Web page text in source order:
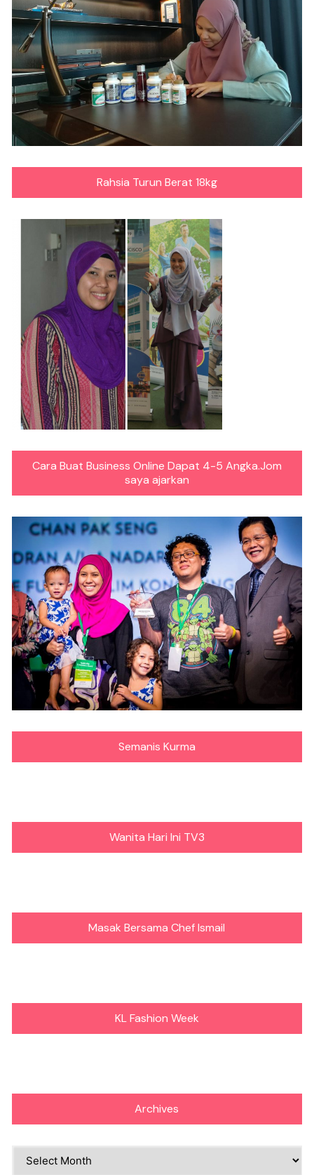
Rahsia Turun Berat 18kg
Cara Buat Business Online Dapat 4-5 Angka.Jom
saya ajarkan
Semanis Kurma
Wanita Hari Ini TV3
Masak Bersama Chef Ismail
KL Fashion Week
Archives
Archives